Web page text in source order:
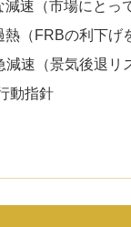
速（市場にとっ
（FRBの利下げ
速（景気後退リ
動指針